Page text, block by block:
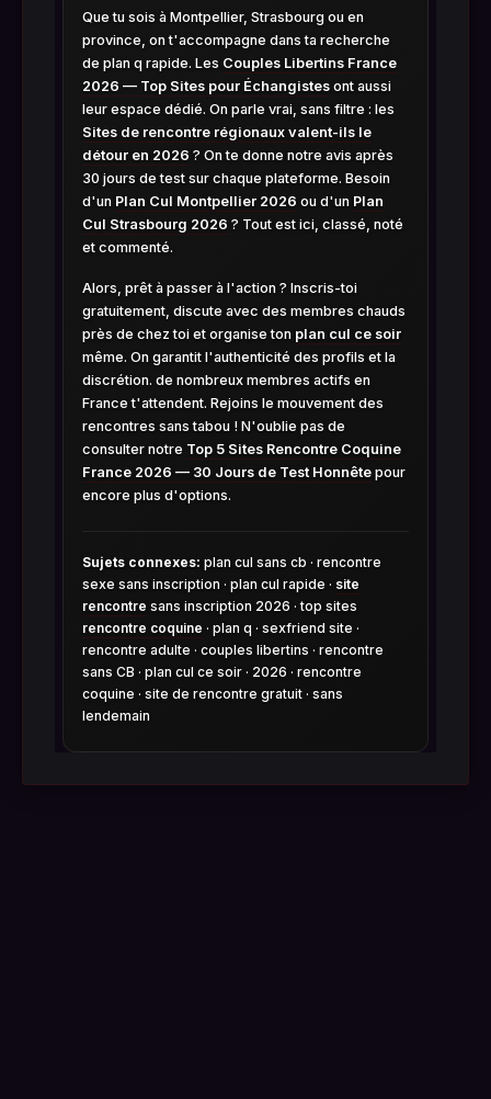
Que tu sois à Montpellier, Strasbourg ou en
province, on t'accompagne dans ta recherche
de plan q rapide. Les Couples Libertins France
2026 — Top Sites pour Échangistes ont aussi
leur espace dédié. On parle vrai, sans filtre : les
Sites de rencontre régionaux valent-ils le
détour en 2026 ? On te donne notre avis après
30 jours de test sur chaque plateforme. Besoin
d'un Plan Cul Montpellier 2026 ou d'un Plan
Cul Strasbourg 2026 ? Tout est ici, classé, noté
et commenté.
Alors, prêt à passer à l'action ? Inscris-toi
gratuitement, discute avec des membres chauds
près de chez toi et organise ton plan cul ce soir
même. On garantit l'authenticité des profils et la
discrétion. de nombreux membres actifs en
France t'attendent. Rejoins le mouvement des
rencontres sans tabou ! N'oublie pas de
consulter notre Top 5 Sites Rencontre Coquine
France 2026 — 30 Jours de Test Honnête pour
encore plus d'options.
Sujets connexes: plan cul sans cb · rencontre
sexe sans inscription · plan cul rapide · site
rencontre sans inscription 2026 · top sites
rencontre coquine · plan q · sexfriend site ·
rencontre adulte · couples libertins · rencontre
sans CB · plan cul ce soir · 2026 · rencontre
coquine · site de rencontre gratuit · sans
lendemain